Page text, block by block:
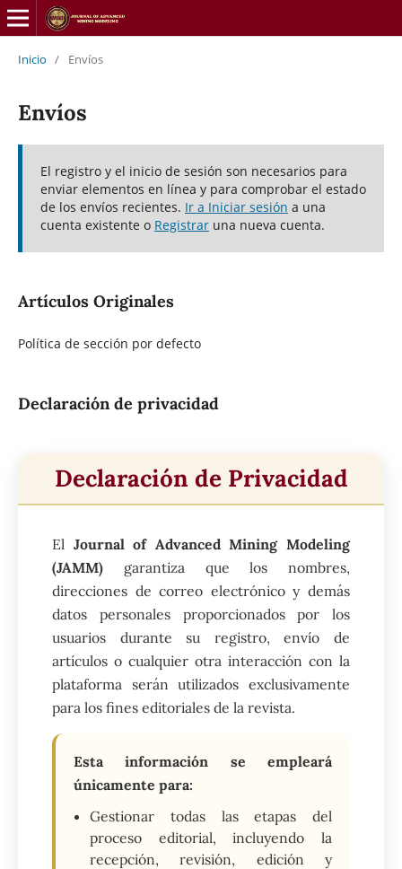
Inicio / Envíos
Envíos
El registro y el inicio de sesión son necesarios para
enviar elementos en línea y para comprobar el estado
de los envíos recientes. Ir a Iniciar sesión a una
cuenta existente o Registraruna nueva cuenta.
Artículos Originales
Política de sección por defecto
Declaración de privacidad
Declaración de Privacidad
El Journal of Advanced Mining Modeling
(JAMM)garantiza que los nombres,
direcciones de correo electrónico y demás
datos personales proporcionados por los
usuarios durante su registro, envío de
artículos o cualquier otra interacción con la
plataforma serán utilizados exclusivamente
para los fines editoriales de la revista.
Esta información se empleará
únicamente para:
Gestionar todas las etapas del
proceso editorial, incluyendo la
recepción, revisión, edición y